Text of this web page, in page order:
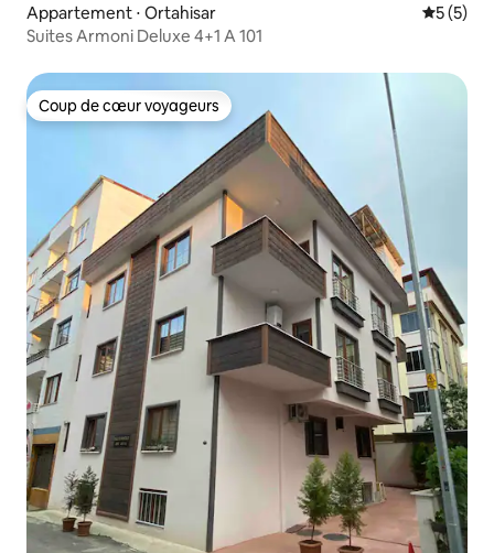
Appartement ⋅ Ortahisar
5 (5)
Suites Armoni Deluxe 4+1 A 101
Coup de cœur voyageurs
Coup de cœur voyageurs